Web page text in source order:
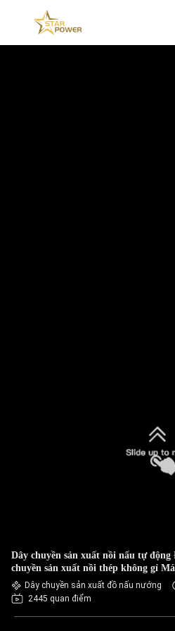
Dây chuyền sản xuất nồi nấu tự động
chuyền sản xuất nồi thép không gỉ
Dây chuyền sản xuất đồ nấu nướng
2445 quan điểm